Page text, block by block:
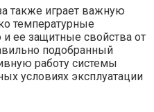
также играет важную
температурные
и ее защитные свойства от
подобранный
работу системы
условиях эксплуатации